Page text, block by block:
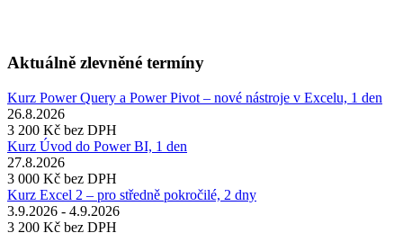
Aktuálně zlevněné termíny
Kurz Power Query a Power Pivot – nové nástroje v Excelu, 1 den
26.8.2026
3 200 Kč bez DPH
Kurz Úvod do Power BI, 1 den
27.8.2026
3 000 Kč bez DPH
Kurz Excel 2 – pro středně pokročilé, 2 dny
3.9.2026 - 4.9.2026
3 200 Kč bez DPH